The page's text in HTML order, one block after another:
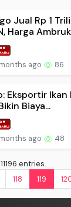
Jual Rp 1
Harga
ago 86
Eksportir Ikan
Biaya...
ago 48
entries.
118 119